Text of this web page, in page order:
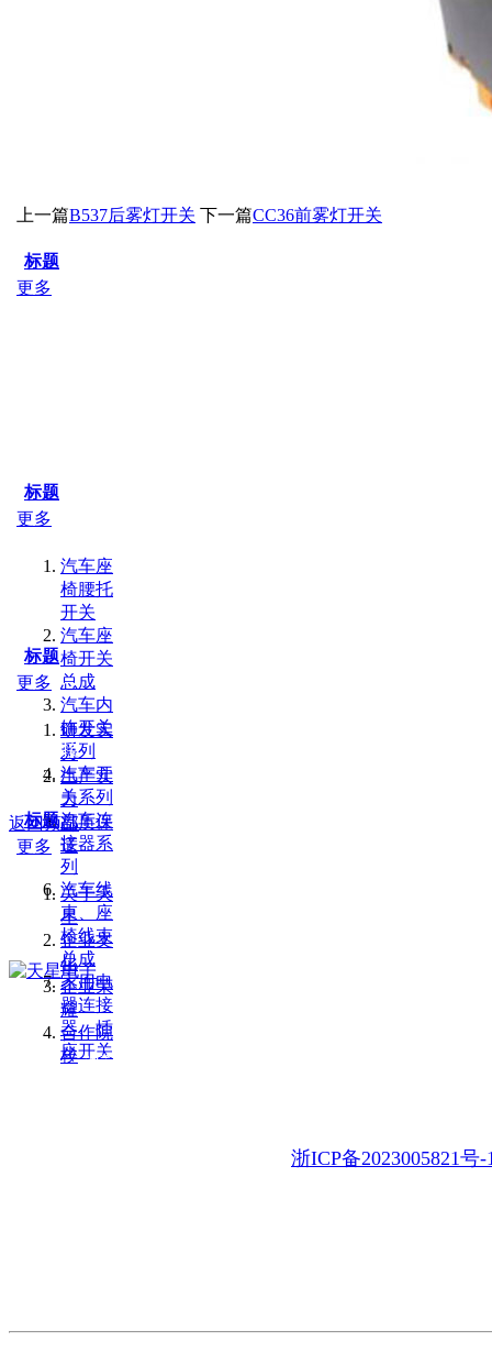
上一篇B537后雾灯开关 下一篇CC36前雾灯开关
标题
更多
标题
更多
汽车座
椅腰托
开关
汽车座
椅开关
总成
汽车内
饰开关
系列
汽车开
关系列
汽车连
接器系
列
汽车线
束、座
椅线束
总成
家用电
器连接
器、插
座开关
标题
更多
研发实
力
生产实
力
品质保
证
标题
更多
关于天
星
企业文
化
企业荣
耀
合作院
校
地 址：浙江省乐清市乐清湾临港经开区虹南路11号
浙ICP备2023005821号-
友情链接：
返回顶部